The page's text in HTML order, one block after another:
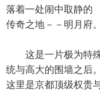
落着一处闹中取静的
传奇之地－－明月府。
这是一片极为特殊
统与高大的围墙之后。
这里是京都顶级权贵